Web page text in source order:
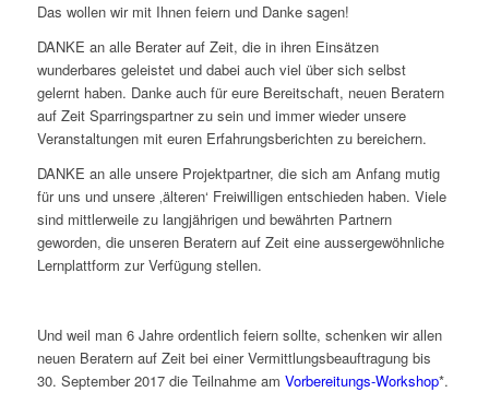
Das wollen wir mit Ihnen feiern und Danke sagen!
DANKE an alle Berater auf Zeit, die in ihren Einsätzen
wunderbares geleistet und dabei auch viel über sich selbst
gelernt haben. Danke auch für eure Bereitschaft, neuen Beratern
auf Zeit Sparringspartner zu sein und immer wieder unsere
Veranstaltungen mit euren Erfahrungsberichten zu bereichern.
DANKE an alle unsere Projektpartner, die sich am Anfang mutig
für uns und unsere ‚älteren‘ Freiwilligen entschieden haben. Viele
sind mittlerweile zu langjährigen und bewährten Partnern
geworden, die unseren Beratern auf Zeit eine aussergewöhnliche
Lernplattform zur Verfügung stellen.
Und weil man 6 Jahre ordentlich feiern sollte, schenken wir allen
neuen Beratern auf Zeit bei einer Vermittlungsbeauftragung bis
30. September 2017 die Teilnahme am Vorbereitungs-Workshop*.